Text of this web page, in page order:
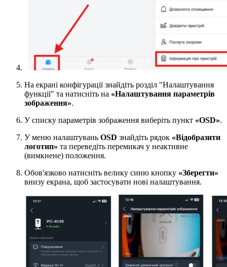
На екрані конфігурації знайдіть розділ "Налаштування
функції" та натисніть на «Налаштування параметрів
зображення».
У списку параметрів зображення виберіть пункт «OSD».
У меню налаштувань OSD знайдіть рядок «Відобразити
логотип» та переведіть перемикач у неактивне
(вимкнене) положення.
Обов'язково натисніть велику синю кнопку «Зберегти»
внизу екрана, щоб застосувати нові налаштування.